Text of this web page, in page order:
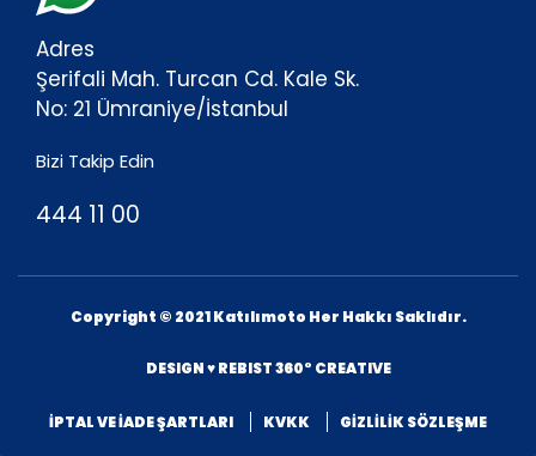
Adres
Şerifali Mah. Turcan Cd. Kale Sk.
No: 21 Ümraniye/İstanbul
Bizi Takip Edin
444 11 00
Copyright © 2021 Katılımoto Her Hakkı Saklıdır.
DESIGN ♥ REBIST 360° CREATIVE
İPTAL VE İADE ŞARTLARI KVKK GİZLİLİK SÖZLEŞME